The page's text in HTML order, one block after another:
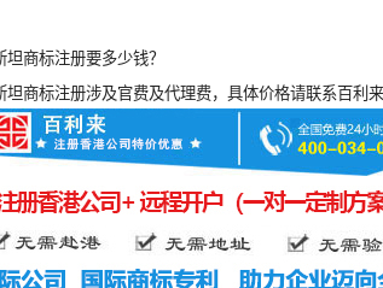
坦商标注册要多少钱？
坦商标注册涉及官费及代理费，具体价格请联系百利
文件往来的邮递费，不包括税项、不包括商标申请出
）。
坦商标查询费是多少？
坦商标查询是非必须的，如果要作商标查询，则要支